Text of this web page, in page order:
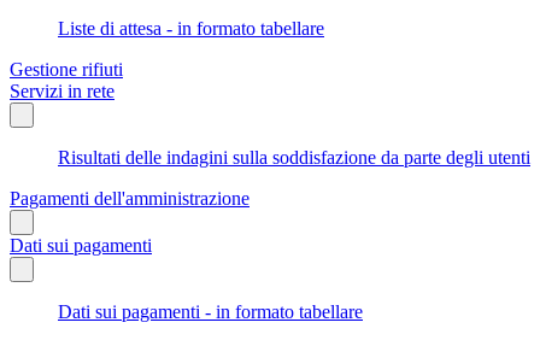
Liste di attesa - in formato tabellare
Gestione rifiuti
Servizi in rete
Risultati delle indagini sulla soddisfazione da parte degli utenti
Pagamenti dell'amministrazione
Dati sui pagamenti
Dati sui pagamenti - in formato tabellare